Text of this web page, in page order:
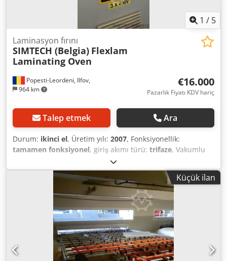
1 / 5
Popesti-Leordeni, Ilfov,
964 km
Laminasyon fırını
SIMTECH (Belgia) Flexlam
Laminating Oven
€16.000
Pazarlık Fiyatı KDV hariç
Talep etmek Ara
Durum: ikinci el, Üretim yılı: 2007, Fonksiyonellik:
tamamen fonksiyonel, giriş akımı türü: trifaze, Vakumlu
(torba tipi) cam fırını, üretici SIMTECH (Belçika), Flexlam
serisi – Cam Laminasyon Çözümleri. Üretici: SIMTECH
(Belçika) Model: Flexlam Laminasyon Fırını Elektrik panosu:
Alfametal / Dynamics, Proje No: 0467 Üretim yılı: Aralık
2007 Besleme: 3 x 400V AC + Toprak, 50Hz Şebeke: TN-S,
Icc < 10kA Kontrol paneli: Allen-Bradley PanelView 300
Micro Dkedszqmhaspfx Alijr Komutlar: Döngü
Başlat/Durdur, Vakum Başlat, Sıfırla, Acil Durdurma Vakum
sistemi: Özel vakum pompası, vakum örtüsü/torbası
Sinyalizasyon: Sinyal kulesi (Döngü Sonu / Alarm-Arıza /
Küçük ilan